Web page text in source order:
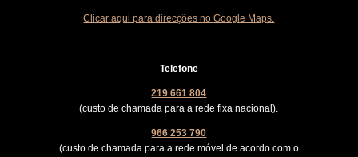
Clicar aqui para direcções no Google Maps.
Telefone
219 661 804
(custo de chamada para a rede fixa nacional).
966 253 790
(custo de chamada para a rede móvel de acordo com o